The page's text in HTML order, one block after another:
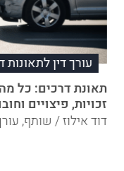
עורך דין לתאונות
תאונת דרכים: כל
זכויות, פיצויים
דוד אילוז / שותף,